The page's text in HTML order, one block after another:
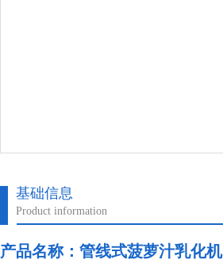
基础信息
Product information
产品名称：管线式菠萝汁乳化机